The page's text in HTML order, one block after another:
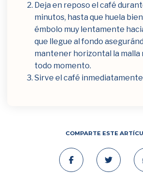
Deja en reposo el café
minutos, hasta que huela
émbolo muy lentamente
que llegue al fondo
mantener horizontal la malla
todo momento.
Sirve el café
COMPARTE ESTE